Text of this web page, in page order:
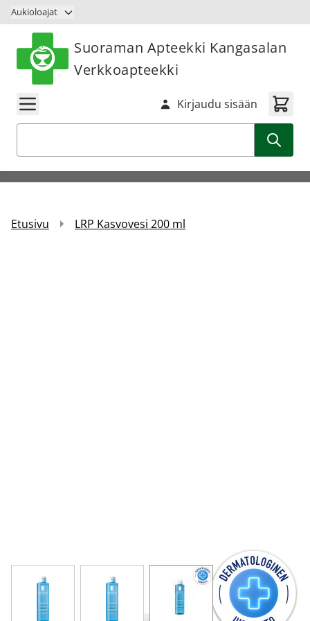
Siirry sisältöön
Aukioloajat
Suoraman Apteekki Kangasalan
Verkkoapteekki
Kirjaudu sisään
Etusivu LRP Kasvovesi 200 ml
View larger imageView larger imageView larger image